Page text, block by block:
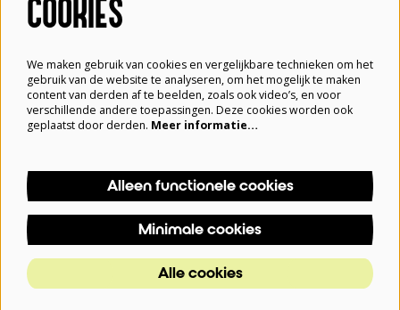
Aanmelden
Deze site wordt beschermd door reCAPTCHA, dataverwerking gebeurt in overeenstemming met deCloud Data Processing Addendum van Google.
© Blauwe Kei, Theater aan de Noordkade
Powered byCultureSuite
COOKIES
We maken gebruik van cookies en vergelijkbare technieken om het
gebruik van de website te analyseren, om het mogelijk te maken
content van derden af te beelden, zoals ook video’s, en voor
verschillende andere toepassingen. Deze cookies worden ook
geplaatst door derden. Meer informatie…
Alleen functionele cookies
Minimale cookies
Alle cookies